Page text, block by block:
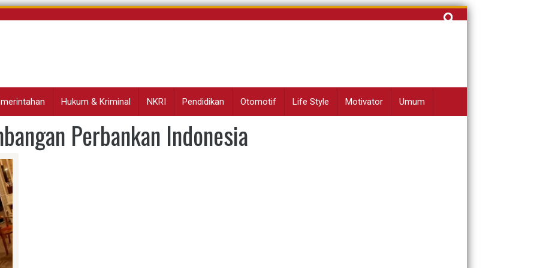
Cari
Hukum & Kriminal NKRI Pendidikan Otomotif Life Style Motivator Umum
Perbankan Indonesia